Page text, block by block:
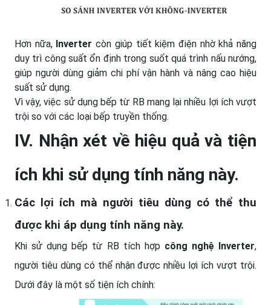
Hơn nữa, Inverter còn giúp tiết kiệm điện nhờ khả năng
duy trì công suất ổn định trong suốt quá trình nấu nướng,
giúp người dùng giảm chi phí vận hành và nâng cao hiệu
suất sử dụng.
Vì vậy, việc sử dụng bếp từ RB mang lại nhiều lợi ích vượt
trội so với các loại bếp truyền thống.
IV. Nhận xét về hiệu quả và tiện
ích khi sử dụng tính năng này.
Các lợi ích mà người tiêu dùng có thể thu
được khi áp dụng tính năng này.
Khi sử dụng bếp từ RB tích hợp công nghệ Inverter,
người tiêu dùng có thể nhận được nhiều lợi ích vượt trội.
Dưới đây là một số tiện ích chính: